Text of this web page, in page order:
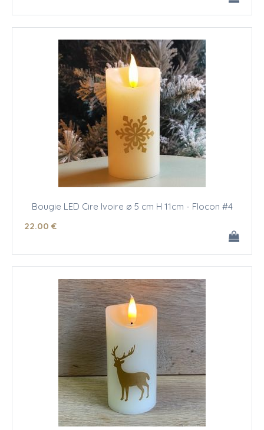
Bougie LED Cire Ivoire ø 5 cm H 11cm - Flocon #4
22.00 €